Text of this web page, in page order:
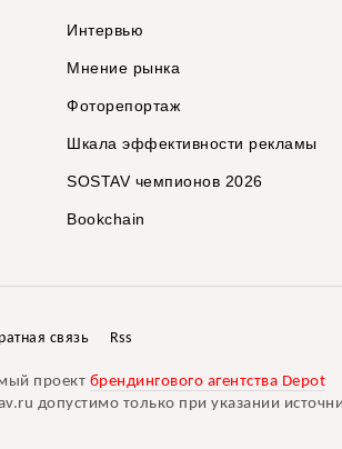
Интервью
Мнение рынка
Фоторепортаж
Шкала эффективности рекламы
SOSTAV чемпионов 2026
Bookchain
связь Rss
проект брендингового агентства Depot
допустимо только при указании